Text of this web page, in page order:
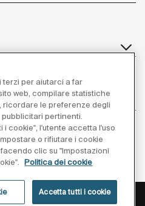
Legale Cookies Policy
terzi per aiutarci a far
web, compilare statistiche
ricordare le preferenze degli
pertinenti.
i cookie", l'utente accetta l'uso
o rifiutare i cookie
clic su "Impostazioni
Politica dei cookie
Accetta tutti i cookie